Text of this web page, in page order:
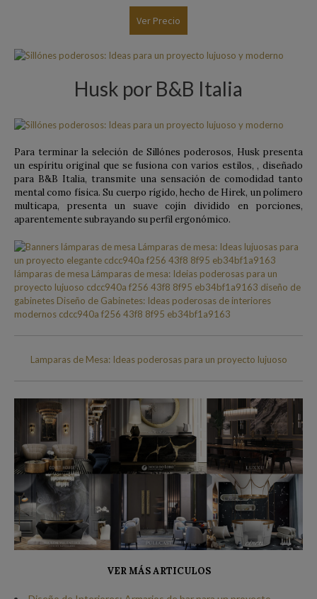
Ver Precio
Husk por B&B Italia
Para terminar la seleción de Sillónes poderosos, Husk presenta
un espíritu original que se fusiona con varios estilos, , diseñado
para B&B Italia, transmite una sensación de comodidad tanto
mental como física. Su cuerpo rígido, hecho de Hirek, un polímero
multicapa, presenta un suave cojín dividido en porciones,
aparentemente subrayando su perfil ergonómico.
Lamparas de Mesa: Ideas poderosas para un proyecto lujuoso
VER MÁS ARTICULOS